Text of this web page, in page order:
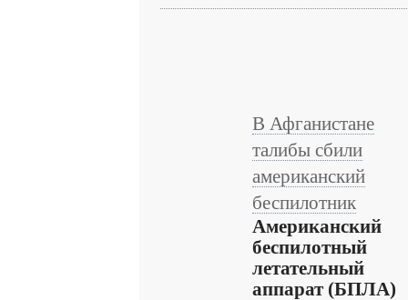
В Афганистане
талибы сбили
американский
беспилотник
Американский
беспилотный
летательный
аппарат (БПЛА)